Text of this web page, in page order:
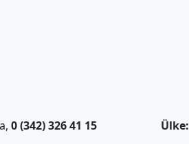
0 (342) 326 41 15
Ülke: